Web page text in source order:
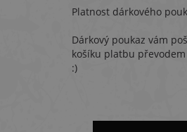
Platnost dárkového
Dárkový poukaz vám
košíku platbu
:)